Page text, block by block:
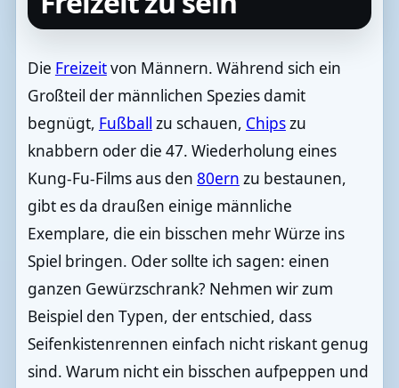
Die Freizeitvon Männern. Während sich ein
Großteil der männlichen Spezies damit
begnügt, Fußball zu schauen, Chipszu
knabbern oder die 47. Wiederholung eines
Kung-Fu-Films aus den 80ern zu bestaunen,
gibt es da draußen einige männliche
Exemplare, die ein bisschen mehr Würze ins
Spiel bringen. Oder sollte ich sagen: einen
ganzen Gewürzschrank? Nehmen wir zum
Beispiel den Typen, der entschied, dass
Seifenkistenrennen einfach nicht riskant genug
sind. Warum nicht ein bisschen aufpeppen und